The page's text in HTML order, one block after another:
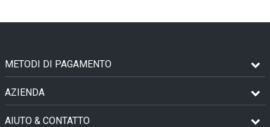
METODI DI PAGAMENTO
AZIENDA
AIUTO & CONTATTO